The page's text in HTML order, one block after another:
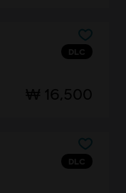
DLC
₩ 16,500
DLC